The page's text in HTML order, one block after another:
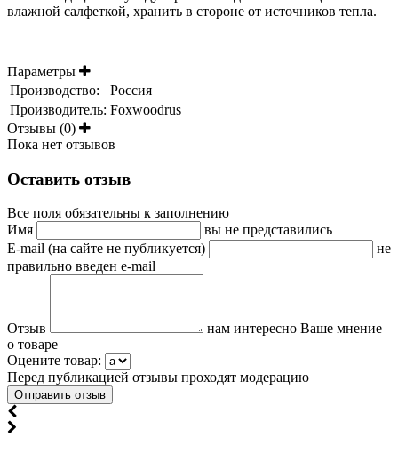
влажной салфеткой, хранить в стороне от источников тепла.
Параметры
Производство:
Россия
Производитель: Foxwoodrus
Отзывы (0)
Пока нет отзывов
Оставить отзыв
Все поля обязательны к заполнению
Имя
вы не представились
E-mail (на сайте не публикуется)
не
правильно введен e-mail
Отзыв
нам интересно Ваше мнение
о товаре
Оцените товар:
Перед публикацией отзывы проходят модерацию